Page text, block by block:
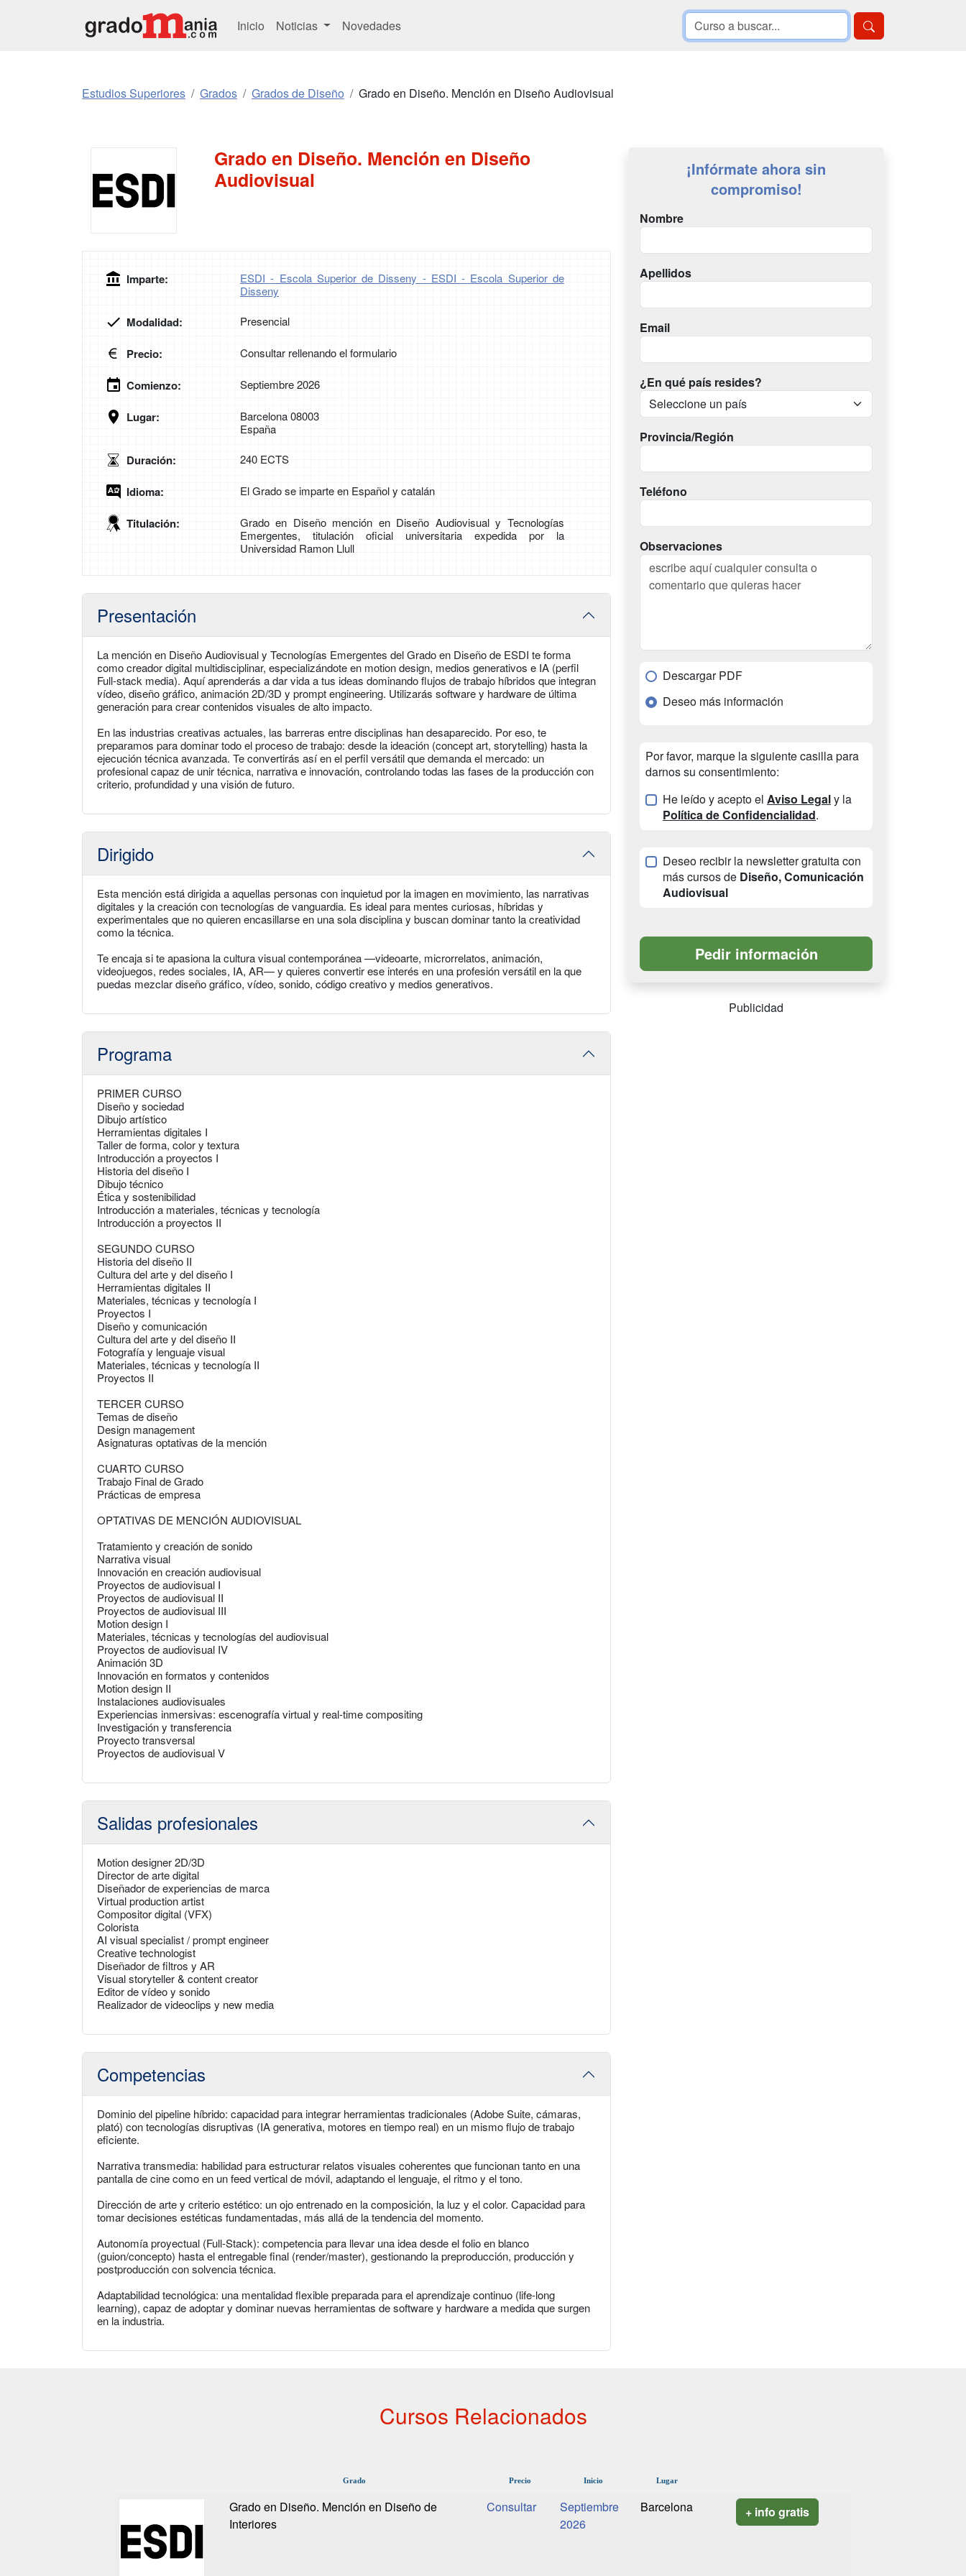
Inicio Noticias Novedades
Estudios Superiores Grados Grados de Diseño Grado en Diseño. Mención en Diseño Audiovisual
Grado en Diseño. Mención en Diseño
Audiovisual
Imparte:
ESDI - Escola Superior de Disseny - ESDI - Escola Superior de
Disseny
Modalidad: Presencial
Precio: Consultar rellenando el formulario
Comienzo: Septiembre 2026
Lugar:
Barcelona 08003
España
Duración: 240 ECTS
Idioma: El Grado se imparte en Español y catalán
Titulación:
Grado en Diseño mención en Diseño Audiovisual y Tecnologías
Emergentes, titulación oficial universitaria expedida por la
Universidad Ramon Llull
Presentación
La mención en Diseño Audiovisual y Tecnologías Emergentes del Grado en Diseño de ESDI te forma
como creador digital multidisciplinar, especializándote en motion design, medios generativos e IA (perfil
Full-stack media). Aquí aprenderás a dar vida a tus ideas dominando flujos de trabajo híbridos que integran
vídeo, diseño gráfico, animación 2D/3D y prompt engineering. Utilizarás software y hardware de última
generación para crear contenidos visuales de alto impacto.
En las industrias creativas actuales, las barreras entre disciplinas han desaparecido. Por eso, te
preparamos para dominar todo el proceso de trabajo: desde la ideación (concept art, storytelling) hasta la
ejecución técnica avanzada. Te convertirás así en el perfil versátil que demanda el mercado: un
profesional capaz de unir técnica, narrativa e innovación, controlando todas las fases de la producción con
criterio, profundidad y una visión de futuro.
Dirigido
Esta mención está dirigida a aquellas personas con inquietud por la imagen en movimiento, las narrativas
digitales y la creación con tecnologías de vanguardia. Es ideal para mentes curiosas, híbridas y
experimentales que no quieren encasillarse en una sola disciplina y buscan dominar tanto la creatividad
como la técnica.
Te encaja si te apasiona la cultura visual contemporánea —videoarte, microrrelatos, animación,
videojuegos, redes sociales, IA, AR— y quieres convertir ese interés en una profesión versátil en la que
puedas mezclar diseño gráfico, vídeo, sonido, código creativo y medios generativos.
Programa
PRIMER CURSO
Diseño y sociedad
Dibujo artístico
Herramientas digitales I
Taller de forma, color y textura
Introducción a proyectos I
Historia del diseño I
Dibujo técnico
Ética y sostenibilidad
Introducción a materiales, técnicas y tecnología
Introducción a proyectos II
SEGUNDO CURSO
Historia del diseño II
Cultura del arte y del diseño I
Herramientas digitales II
Materiales, técnicas y tecnología I
Proyectos I
Diseño y comunicación
Cultura del arte y del diseño II
Fotografía y lenguaje visual
Materiales, técnicas y tecnología II
Proyectos II
TERCER CURSO
Temas de diseño
Design management
Asignaturas optativas de la mención
CUARTO CURSO
Trabajo Final de Grado
Prácticas de empresa
OPTATIVAS DE MENCIÓN AUDIOVISUAL
Tratamiento y creación de sonido
Narrativa visual
Innovación en creación audiovisual
Proyectos de audiovisual I
Proyectos de audiovisual II
Proyectos de audiovisual III
Motion design I
Materiales, técnicas y tecnologías del audiovisual
Proyectos de audiovisual IV
Animación 3D
Innovación en formatos y contenidos
Motion design II
Instalaciones audiovisuales
Experiencias inmersivas: escenografía virtual y real-time compositing
Investigación y transferencia
Proyecto transversal
Proyectos de audiovisual V
Salidas profesionales
Motion designer 2D/3D
Director de arte digital
Diseñador de experiencias de marca
Virtual production artist
Compositor digital (VFX)
Colorista
AI visual specialist / prompt engineer
Creative technologist
Diseñador de filtros y AR
Visual storyteller & content creator
Editor de vídeo y sonido
Realizador de videoclips y new media
Competencias
Dominio del pipeline híbrido: capacidad para integrar herramientas tradicionales (Adobe Suite, cámaras,
plató) con tecnologías disruptivas (IA generativa, motores en tiempo real) en un mismo flujo de trabajo
eficiente.
Narrativa transmedia: habilidad para estructurar relatos visuales coherentes que funcionan tanto en una
pantalla de cine como en un feed vertical de móvil, adaptando el lenguaje, el ritmo y el tono.
Dirección de arte y criterio estético: un ojo entrenado en la composición, la luz y el color. Capacidad para
tomar decisiones estéticas fundamentadas, más allá de la tendencia del momento.
Autonomía proyectual (Full-Stack): competencia para llevar una idea desde el folio en blanco
(guion/concepto) hasta el entregable final (render/master), gestionando la preproducción, producción y
postproducción con solvencia técnica.
Adaptabilidad tecnológica: una mentalidad flexible preparada para el aprendizaje continuo (life-long
learning), capaz de adoptar y dominar nuevas herramientas de software y hardware a medida que surgen
en la industria.
¡Infórmate ahora sin
compromiso!
Nombre
Apellidos
Email
¿En qué país resides?
Provincia/Región
Teléfono
Observaciones
Descargar PDF
Deseo más información
Por favor, marque la siguiente casilla para
darnos su consentimiento:
He leído y acepto el Aviso Legaly la
Política de Confidencialidad.
Deseo recibir la newsletter gratuita con
más cursos de Diseño, Comunicación
Audiovisual
Publicidad
Cursos Relacionados
Grado Precio Inicio Lugar
Grado en Diseño. Mención en Diseño de
Interiores
Septiembre
2026
Barcelona + info gratis